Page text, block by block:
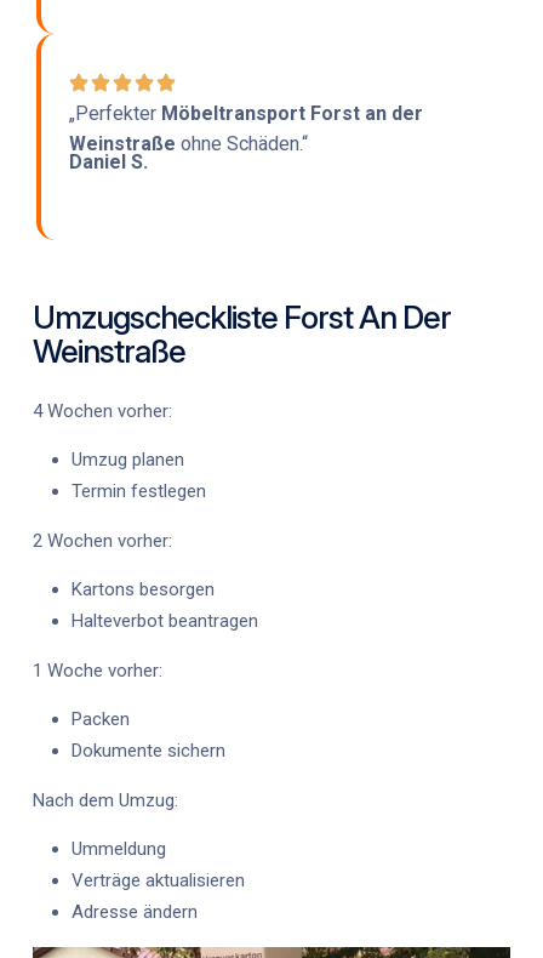
„Perfekter Möbeltransport Forst an der
Weinstraße ohne Schäden.“
Daniel S.
Umzugscheckliste Forst An Der
Weinstraße
4 Wochen vorher:
Umzug planen
Termin festlegen
2 Wochen vorher:
Kartons besorgen
Halteverbot beantragen
1 Woche vorher:
Packen
Dokumente sichern
Nach dem Umzug:
Ummeldung
Verträge aktualisieren
Adresse ändern